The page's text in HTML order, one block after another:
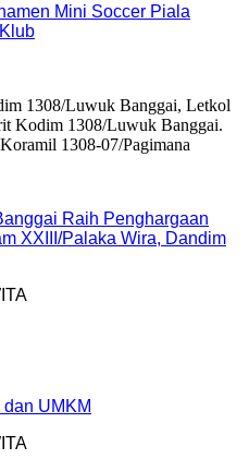
Mini Soccer Piala
Raih Penghargaan
XXIII/Palaka Wira, Dandim
UMKM